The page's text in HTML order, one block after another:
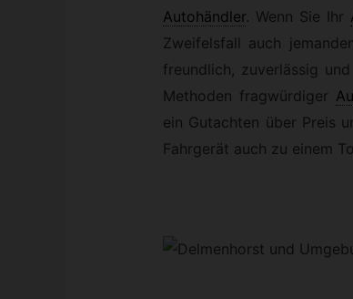
Autohändler. Wenn Sie Ihr
Zweifelsfall auch
freundlich, zuverlässig
Methoden fragwürdiger
ein Gutachten über Preis
Fahrgerät auch zu einem